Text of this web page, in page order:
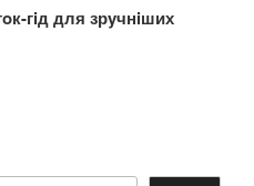
гiд для зрyчнiших